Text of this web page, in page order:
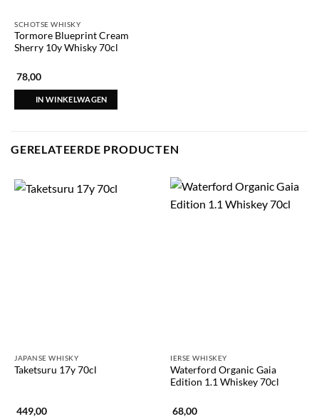
SCHOTSE WHISKY
Tormore Blueprint Cream
Sherry 10y Whisky 70cl
78,00
IN WINKELWAGEN
GERELATEERDE PRODUCTEN
JAPANSE WHISKY
Taketsuru 17y 70cl
449,00
IERSE WHISKEY
Waterford Organic Gaia
Edition 1.1 Whiskey 70cl
68,00